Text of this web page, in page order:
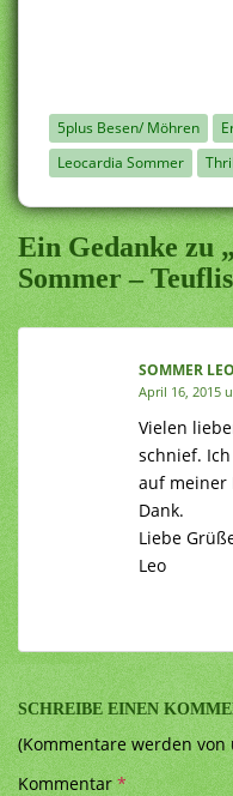
5plus Besen/ Möhren
Leocardia Sommer
Ein Gedanke zu
Sommer –
SOMMER
April 16, 2015
Vielen
schnief.
auf meiner
Dank.
Liebe
Leo
SCHREIBE EINEN
(Kommentare werden
Kommentar*